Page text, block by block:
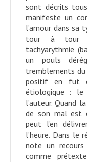
sont décrits
manifeste un
l’amour dans sa
tour à tour
tachyarythmie
un pouls
tremblements
positif en fut
étiologique : le
l’auteur. Quand
de son mal est
peut l’en
l’heure. Dans le
note un
comme